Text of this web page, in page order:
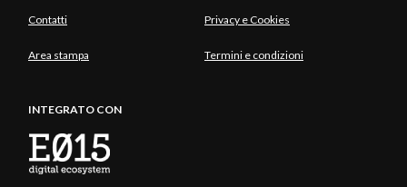
Contatti Privacy e Cookies
Area stampa Termini e condizioni
INTEGRATO CON